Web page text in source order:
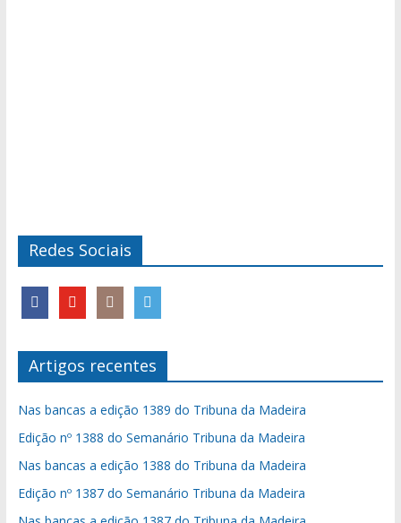
Redes Sociais
Artigos recentes
Nas bancas a edição 1389 do Tribuna da Madeira
Edição nº 1388 do Semanário Tribuna da Madeira
Nas bancas a edição 1388 do Tribuna da Madeira
Edição nº 1387 do Semanário Tribuna da Madeira